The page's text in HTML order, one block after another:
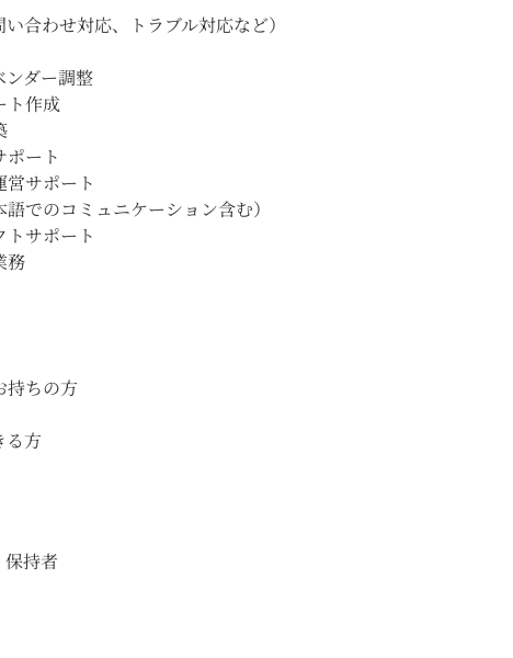
合わせ対応、トラブル対応など）
ンダー調整
ト作成
ポート
営サポート
でのコミュニケーション含む）
トサポート
務
持ちの方
る方
持者